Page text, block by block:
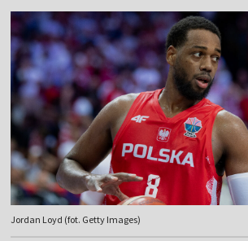
Jordan Loyd (fot. Getty Images)